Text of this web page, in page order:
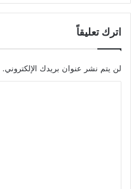
اترك تعليقاً
لن يتم نشر عنوان بريدك الإلكتروني.